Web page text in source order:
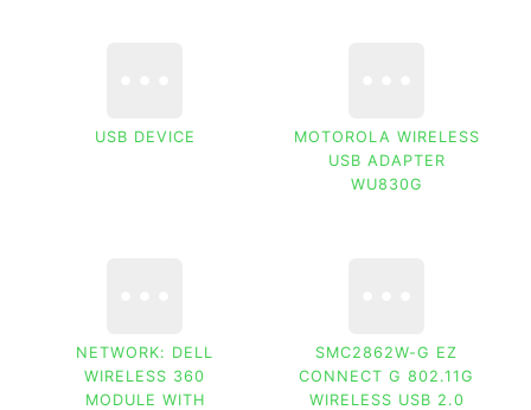
USB DEVICE
MOTOROLA WIRELESS
USB ADAPTER
WU830G
NETWORK: DELL
WIRELESS 360
MODULE WITH
SMC2862W-G EZ
CONNECT G 802.11G
WIRELESS USB 2.0